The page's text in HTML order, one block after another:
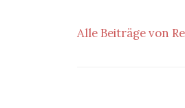
Alle Beiträge von